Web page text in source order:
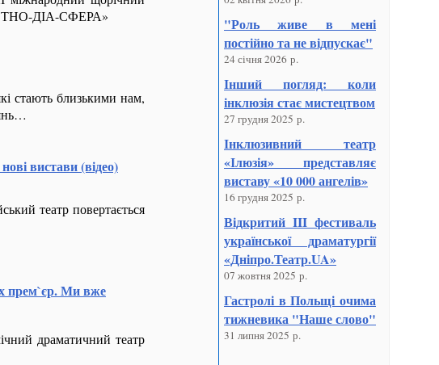
"Роль живе в мені
постійно та не відпускає"
24 січня 2026 р.
Інший погляд: коли
інклюзія стає мистецтвом
27 грудня 2025 р.
Інклюзивний театр
«Ілюзія» представляє
виставу «10 000 ангелів»
16 грудня 2025 р.
Відкритий III фестиваль
української драматургії
«Дніпро.Театр.UA»
07 жовтня 2025 р.
Гастролі в Польщі очима
тижневика "Наше слово"
31 липня 2025 р.
«ЕТНО-ДІА-СФЕРА»
стають близькими нам,
вистави (відео)
театр повертається
прем`єр. Ми вже
драматичний театр